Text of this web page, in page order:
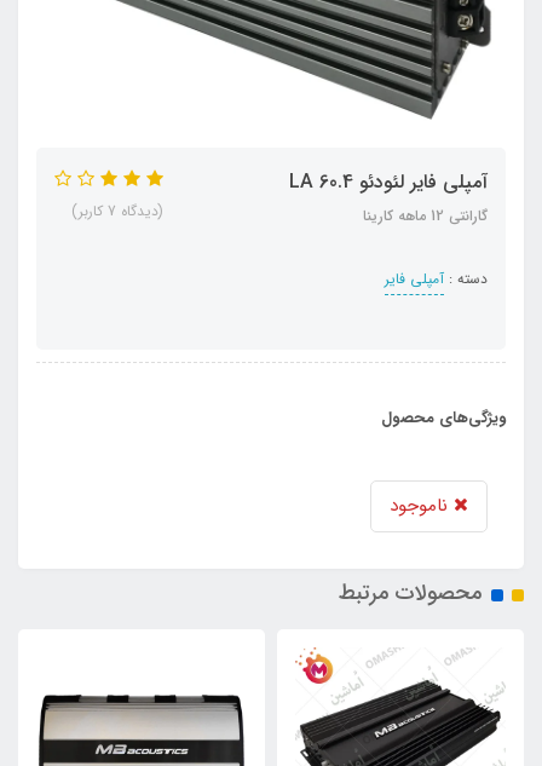
آمپلی فایر لئودئو LA 60.4
گارانتی 12 ماهه کارینا
دسته : آمپلی فایر
(دیدگاه 7 کاربر)
ویژگی‌های محصول
ناموجود
محصولات مرتبط